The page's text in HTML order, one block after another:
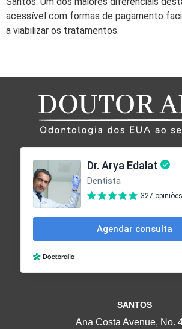
acessível com formas de pagamento
a viabilizar os tratamentos.
SANTOS
Ana Costa Avenue, No.